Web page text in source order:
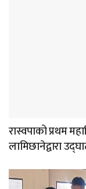
रास्वपाको प्रथम
लामिछानेद्वारा